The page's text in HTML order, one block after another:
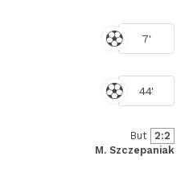
7'
44'
But 2:2
M. Szczepaniak